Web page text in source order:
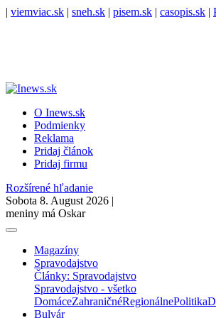
| viemviac.sk | sneh.sk | pisem.sk | casopis.sk |
O Inews.sk
Podmienky
Reklama
Pridaj článok
Pridaj firmu
Rozšírené hľadanie
Sobota 8. August 2026 |
meniny má Oskar
Magazíny
Spravodajstvo
Články: Spravodajstvo
Spravodajstvo - všetko
DomáceZahraničnéRegionálnePolitika
Bulvár